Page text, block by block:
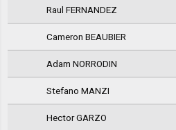
Raul FERNANDEZ
Cameron BEAUBIER
Adam NORRODIN
Stefano MANZI
Hector GARZO